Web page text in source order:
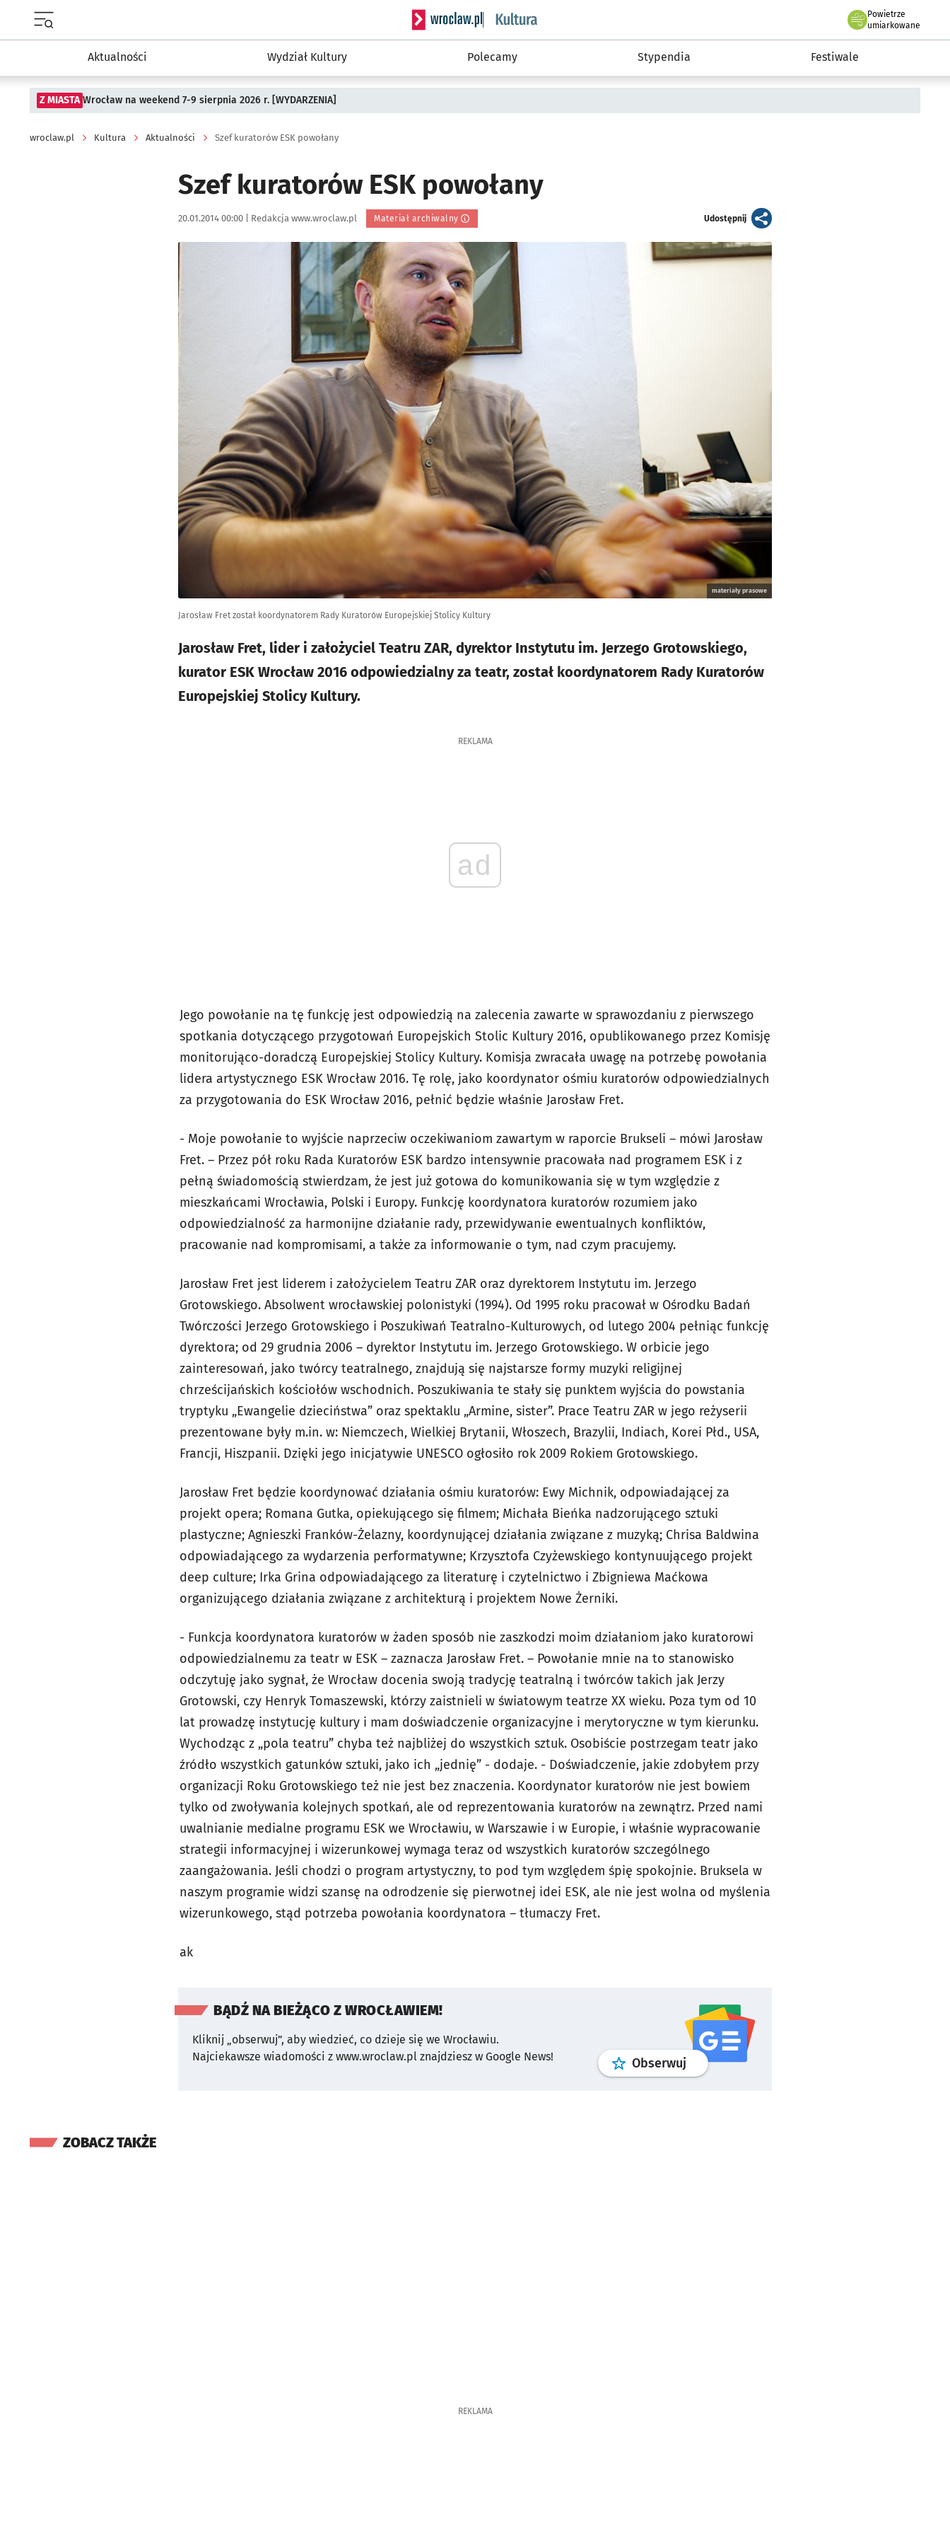
Serwis informacyjny wroclaw.pl podserwis: Kultura
Powietrze
we Wrocławiu
umiarkowane
Aktualności Wydział Kultury Polecamy Stypendia Festiwale
Z MIASTA Wrocław na weekend 7-9 sierpnia 2026 r. [WYDARZENIA]
wroclaw.pl Kultura Aktualności Szef kuratorów ESK powołany
Szef kuratorów ESK powołany
Data publikacji:
20.01.2014 00:00 | Autor:
Redakcja www.wroclaw.pl Materiał archiwalny Udostępnijartykuł
materiały prasowe
Jarosław Fret został koordynatorem Rady Kuratorów Europejskiej Stolicy Kultury
Jarosław Fret, lider i założyciel Teatru ZAR, dyrektor Instytutu im. Jerzego Grotowskiego,
kurator ESK Wrocław 2016 odpowiedzialny za teatr, został koordynatorem Rady Kuratorów
Europejskiej Stolicy Kultury.
REKLAMA
ad
Jego powołanie na tę funkcję jest odpowiedzią na zalecenia zawarte w sprawozdaniu z pierwszego
spotkania dotyczącego przygotowań Europejskich Stolic Kultury 2016, opublikowanego przez Komisję
monitorująco-doradczą Europejskiej Stolicy Kultury. Komisja zwracała uwagę na potrzebę powołania
lidera artystycznego ESK Wrocław 2016. Tę rolę, jako koordynator ośmiu kuratorów odpowiedzialnych
za przygotowania do ESK Wrocław 2016, pełnić będzie właśnie Jarosław Fret.
- Moje powołanie to wyjście naprzeciw oczekiwaniom zawartym w raporcie Brukseli – mówi Jarosław
Fret. – Przez pół roku Rada Kuratorów ESK bardzo intensywnie pracowała nad programem ESK i z
pełną świadomością stwierdzam, że jest już gotowa do komunikowania się w tym względzie z
mieszkańcami Wrocławia, Polski i Europy. Funkcję koordynatora kuratorów rozumiem jako
odpowiedzialność za harmonijne działanie rady, przewidywanie ewentualnych konfliktów,
pracowanie nad kompromisami, a także za informowanie o tym, nad czym pracujemy.
Jarosław Fret jest liderem i założycielem Teatru ZAR oraz dyrektorem Instytutu im. Jerzego
Grotowskiego. Absolwent wrocławskiej polonistyki (1994). Od 1995 roku pracował w Ośrodku Badań
Twórczości Jerzego Grotowskiego i Poszukiwań Teatralno-Kulturowych, od lutego 2004 pełniąc funkcję
dyrektora; od 29 grudnia 2006 – dyrektor Instytutu im. Jerzego Grotowskiego. W orbicie jego
zainteresowań, jako twórcy teatralnego, znajdują się najstarsze formy muzyki religijnej
chrześcijańskich kościołów wschodnich. Poszukiwania te stały się punktem wyjścia do powstania
tryptyku „Ewangelie dzieciństwa” oraz spektaklu „Armine, sister”. Prace Teatru ZAR w jego reżyserii
prezentowane były m.in. w: Niemczech, Wielkiej Brytanii, Włoszech, Brazylii, Indiach, Korei Płd., USA,
Francji, Hiszpanii. Dzięki jego inicjatywie UNESCO ogłosiło rok 2009 Rokiem Grotowskiego.
Jarosław Fret będzie koordynować działania ośmiu kuratorów: Ewy Michnik, odpowiadającej za
projekt opera; Romana Gutka, opiekującego się filmem; Michała Bieńka nadzorującego sztuki
plastyczne; Agnieszki Franków-Żelazny, koordynującej działania związane z muzyką; Chrisa Baldwina
odpowiadającego za wydarzenia performatywne; Krzysztofa Czyżewskiego kontynuującego projekt
deep culture; Irka Grina odpowiadającego za literaturę i czytelnictwo i Zbigniewa Maćkowa
organizującego działania związane z architekturą i projektem Nowe Żerniki.
- Funkcja koordynatora kuratorów w żaden sposób nie zaszkodzi moim działaniom jako kuratorowi
odpowiedzialnemu za teatr w ESK – zaznacza Jarosław Fret. – Powołanie mnie na to stanowisko
odczytuję jako sygnał, że Wrocław docenia swoją tradycję teatralną i twórców takich jak Jerzy
Grotowski, czy Henryk Tomaszewski, którzy zaistnieli w światowym teatrze XX wieku. Poza tym od 10
lat prowadzę instytucję kultury i mam doświadczenie organizacyjne i merytoryczne w tym kierunku.
Wychodząc z „pola teatru” chyba też najbliżej do wszystkich sztuk. Osobiście postrzegam teatr jako
źródło wszystkich gatunków sztuki, jako ich „jednię” - dodaje. - Doświadczenie, jakie zdobyłem przy
organizacji Roku Grotowskiego też nie jest bez znaczenia. Koordynator kuratorów nie jest bowiem
tylko od zwoływania kolejnych spotkań, ale od reprezentowania kuratorów na zewnątrz. Przed nami
uwalnianie medialne programu ESK we Wrocławiu, w Warszawie i w Europie, i właśnie wypracowanie
strategii informacyjnej i wizerunkowej wymaga teraz od wszystkich kuratorów szczególnego
zaangażowania. Jeśli chodzi o program artystyczny, to pod tym względem śpię spokojnie. Bruksela w
naszym programie widzi szansę na odrodzenie się pierwotnej idei ESK, ale nie jest wolna od myślenia
wizerunkowego, stąd potrzeba powołania koordynatora – tłumaczy Fret.
ak
BĄDŹ NA BIEŻĄCO Z WROCŁAWIEM!
Kliknij „obserwuj”, aby wiedzieć, co dzieje się we Wrocławiu.
Najciekawsze wiadomości z www.wroclaw.pl znajdziesz w Google News!
Obserwuj profilgoogle news
ZOBACZ TAKŻE
REKLAMA